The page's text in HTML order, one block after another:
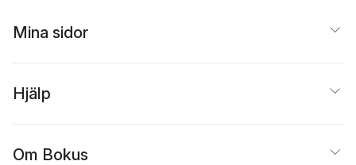
Mina sidor
Hjälp
Om Bokus